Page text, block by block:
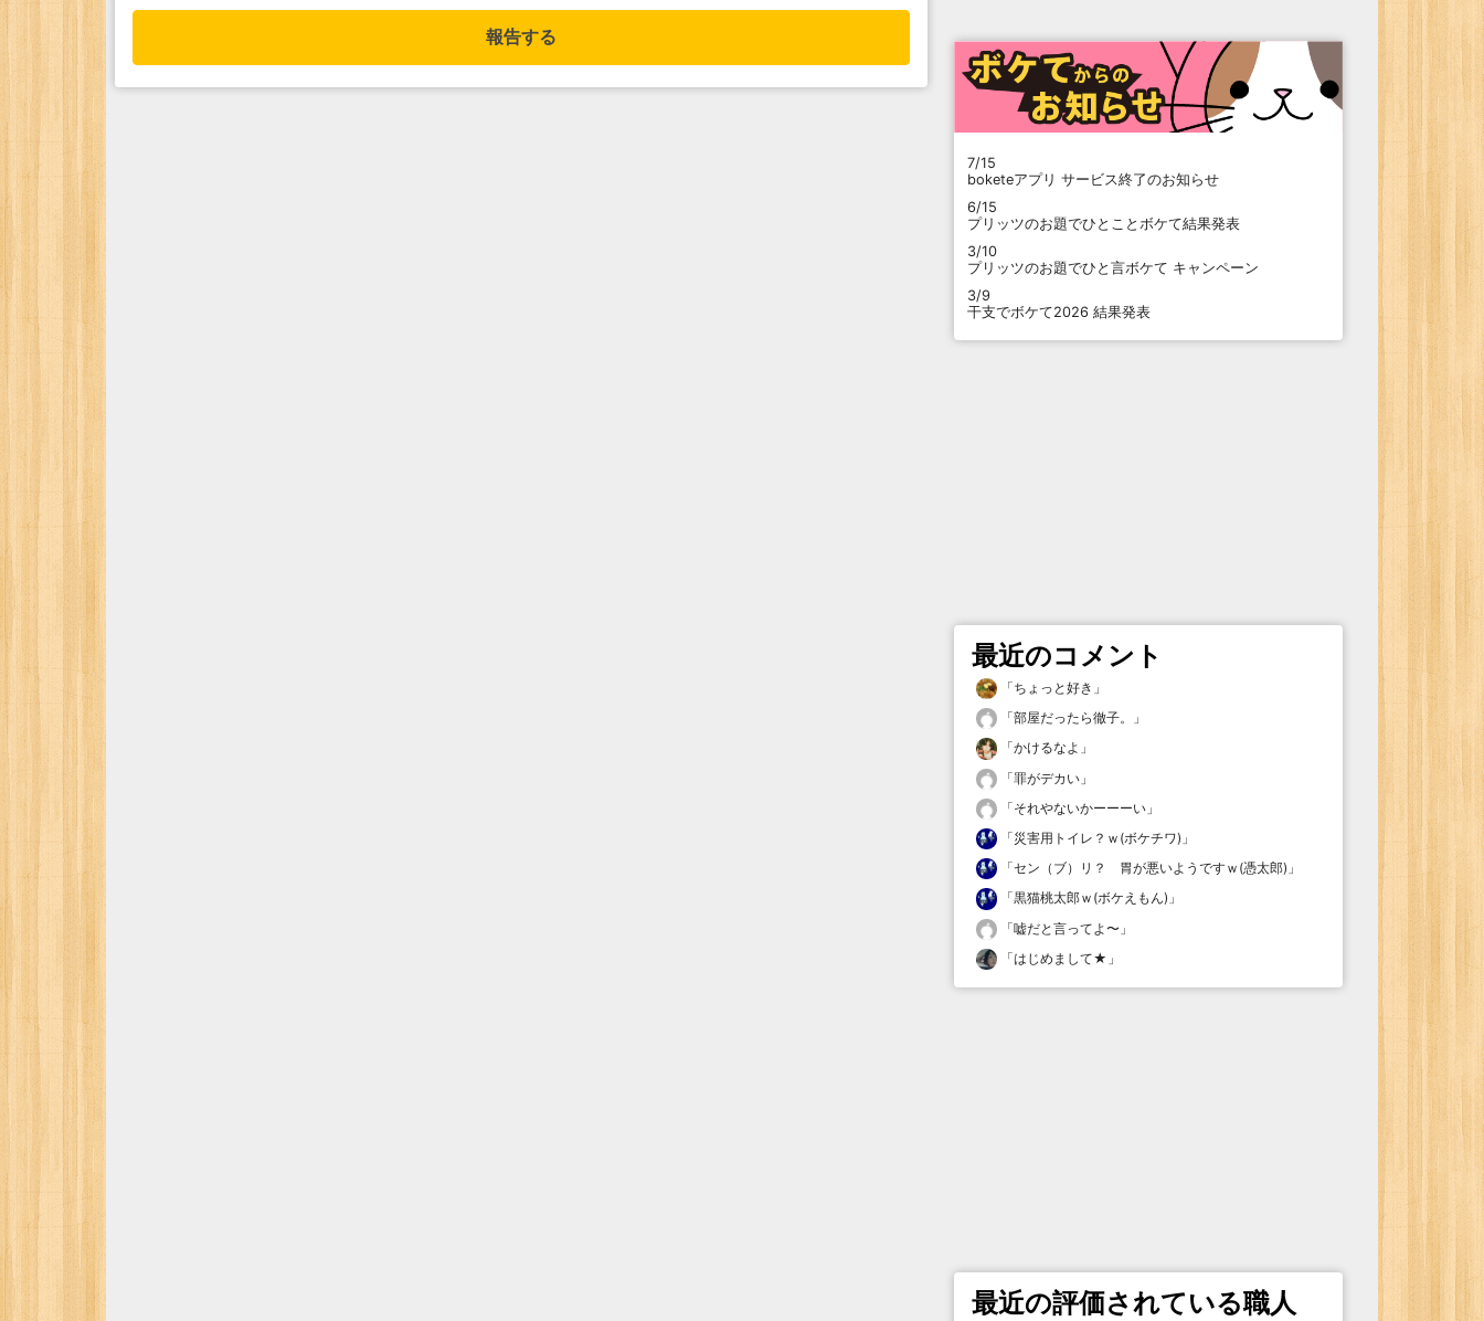
報告する
7/15
boketeアプリ サービス終了のお知らせ
6/15
プリッツのお題でひとことボケて結果発表
3/10
プリッツのお題でひと言ボケて キャンペーン
3/9
干支でボケて2026 結果発表
最近のコメント
「ちょっと好き 」
「部屋だったら徹子。
」
「かけるなよ 」
「罪がデカい 」
「それやないかーーーい 」
「災害用トイレ？ｗ(ボケチワ) 」
「セン（ブ）リ？ 胃が悪いようですｗ(憑太郎) 」
「黒猫桃太郎ｗ(ボケえもん) 」
「嘘だと言ってよ〜 」
「はじめまして★ 」
最近の評価されている職人